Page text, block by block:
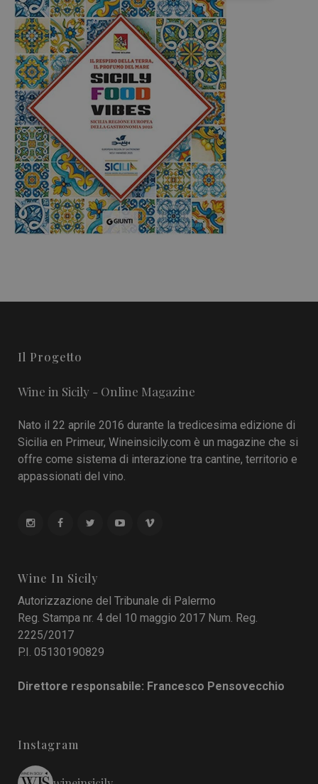
Il Progetto
Wine in Sicily - Online Magazine
Nato il 22 aprile 2016 durante la tredicesima edizione di
Sicilia en Primeur, Wineinsicily.com è un magazine che si
offre come sistema di interazione tra cantine, territorio e
appassionati del vino.
Wine In Sicily
Autorizzazione del Tribunale di Palermo
Reg. Stampa nr. 4 del 10 maggio 2017 Num. Reg.
2225/2017
P.I. 05130190829
Direttore responsabile: Francesco Pensovecchio
Instagram